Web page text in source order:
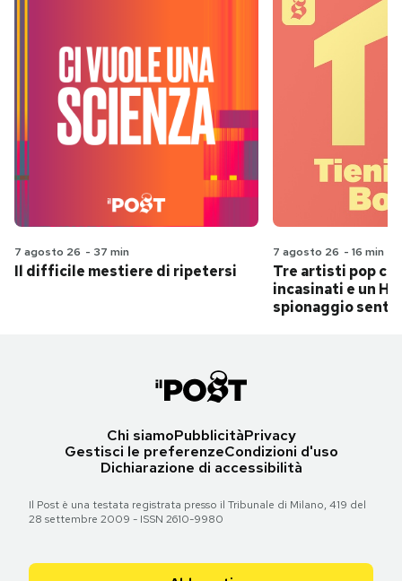
7 agosto 26 - 37 min
Il difficile mestiere di ripetersi
7 agosto 26 - 16 min
Tre artisti pop
incasinati e un
spionaggio
Chi siamoPubblicitàPrivacy
Gestisci le preferenzeCondizioni d'uso
Dichiarazione di accessibilità
Il Post è una testata registrata presso il Tribunale di Milano, 419 del
28 settembre 2009 - ISSN 2610-9980